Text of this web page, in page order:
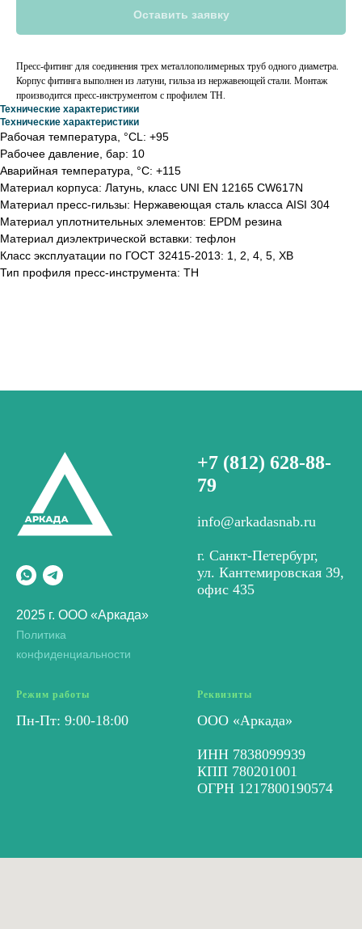
Оставить заявку
Пресс-фитинг для соединения трех металлополимерных труб одного диаметра.
Корпус фитинга выполнен из латуни, гильза из нержавеющей стали. Монтаж
производится пресс-инструментом с профилем ТН.
Технические характеристики
Технические характеристики
Рабочая температура, °СL: +95
Рабочее давление, бар: 10
Аварийная температура, °С: +115
Материал корпуса: Латунь, класс UNI EN 12165 CW617N
Материал пресс-гильзы: Нержавеющая сталь класса AISI 304
Материал уплотнительных элементов: EPDM резина
Материал диэлектрической вставки: тефлон
Класс эксплуатации по ГОСТ 32415-2013: 1, 2, 4, 5, ХВ
Тип профиля пресс-инструмента: TH
2025 г. ООО «Аркада»
Политика
конфиденциальности
+7 (812) 628-88-
79
info@arkadasnab.ru
г. Санкт-Петербург,
ул. Кантемировская 39,
офис 435
Режим работы
Пн-Пт: 9:00-18:00
Реквизиты
ООО «Аркада»
ИНН 7838099939
КПП 780201001
ОГРН 1217800190574